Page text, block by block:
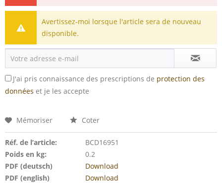
Avertissez-moi lorsque l'article sera de nouveau
disponible.
J'ai pris connaissance des prescriptions de protection des
données et je les accepte
Mémoriser Coter
Réf. de l’article:
BCD16951
Poids en kg:
0.2
PDF (deutsch)
Download
PDF (english)
Download